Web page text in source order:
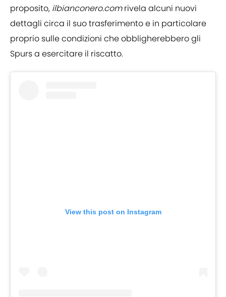
proposito, ilbianconero.comrivela alcuni nuovi
dettagli circa il suo trasferimento e in particolare
proprio sulle condizioni che obbligherebbero gli
Spurs a esercitare il riscatto.
View this post on Instagram